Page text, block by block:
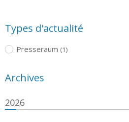
Types d'actualité
Presseraum (1)
Archives
2026